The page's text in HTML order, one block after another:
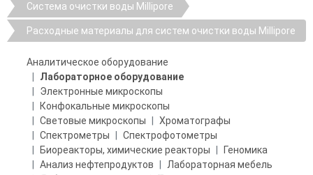
Система очистки воды Millipore
Расходные материалы для систем очистки воды Millipore
Аналитическое оборудование
Лабораторное оборудование
Электронные микроскопы
Конфокальные микроскопы
Световые микроскопы
Хроматографы
Спектрометры
Спектрофотометры
Биореакторы, химические реакторы
Геномика
Анализ нефтепродуктов
Лабораторная мебель